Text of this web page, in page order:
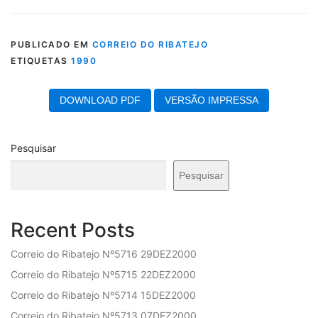
PUBLICADO EM CORREIO DO RIBATEJO
ETIQUETAS 1990
DOWNLOAD PDF VERSÃO IMPRESSA
Pesquisar
Pesquisar
Recent Posts
Correio do Ribatejo Nº5716 29DEZ2000
Correio do Ribatejo Nº5715 22DEZ2000
Correio do Ribatejo Nº5714 15DEZ2000
Correio do Ribatejo Nº5713 07DEZ2000